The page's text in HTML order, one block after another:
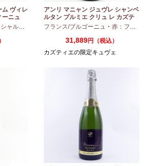
ム ヴィレ
ーニュ
シャルドネ
アンリ マニャン ジュヴレ シャンベ
ルタン プルミエ クリュ レ カズテ
ィエ エルバージュ 24 モワ 2023
フランス/ブルゴーニュ ・ 赤：フルボディ
31,889円（税込）
カズティエの限定キュヴェ